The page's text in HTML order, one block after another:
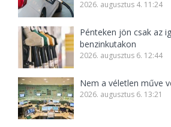
2026. augusztus 4. 11:24
Pénteken jön csak az
benzinkutakon
2026. augusztus 6. 12:44
Nem a véletlen műve
2026. augusztus 6. 13:21